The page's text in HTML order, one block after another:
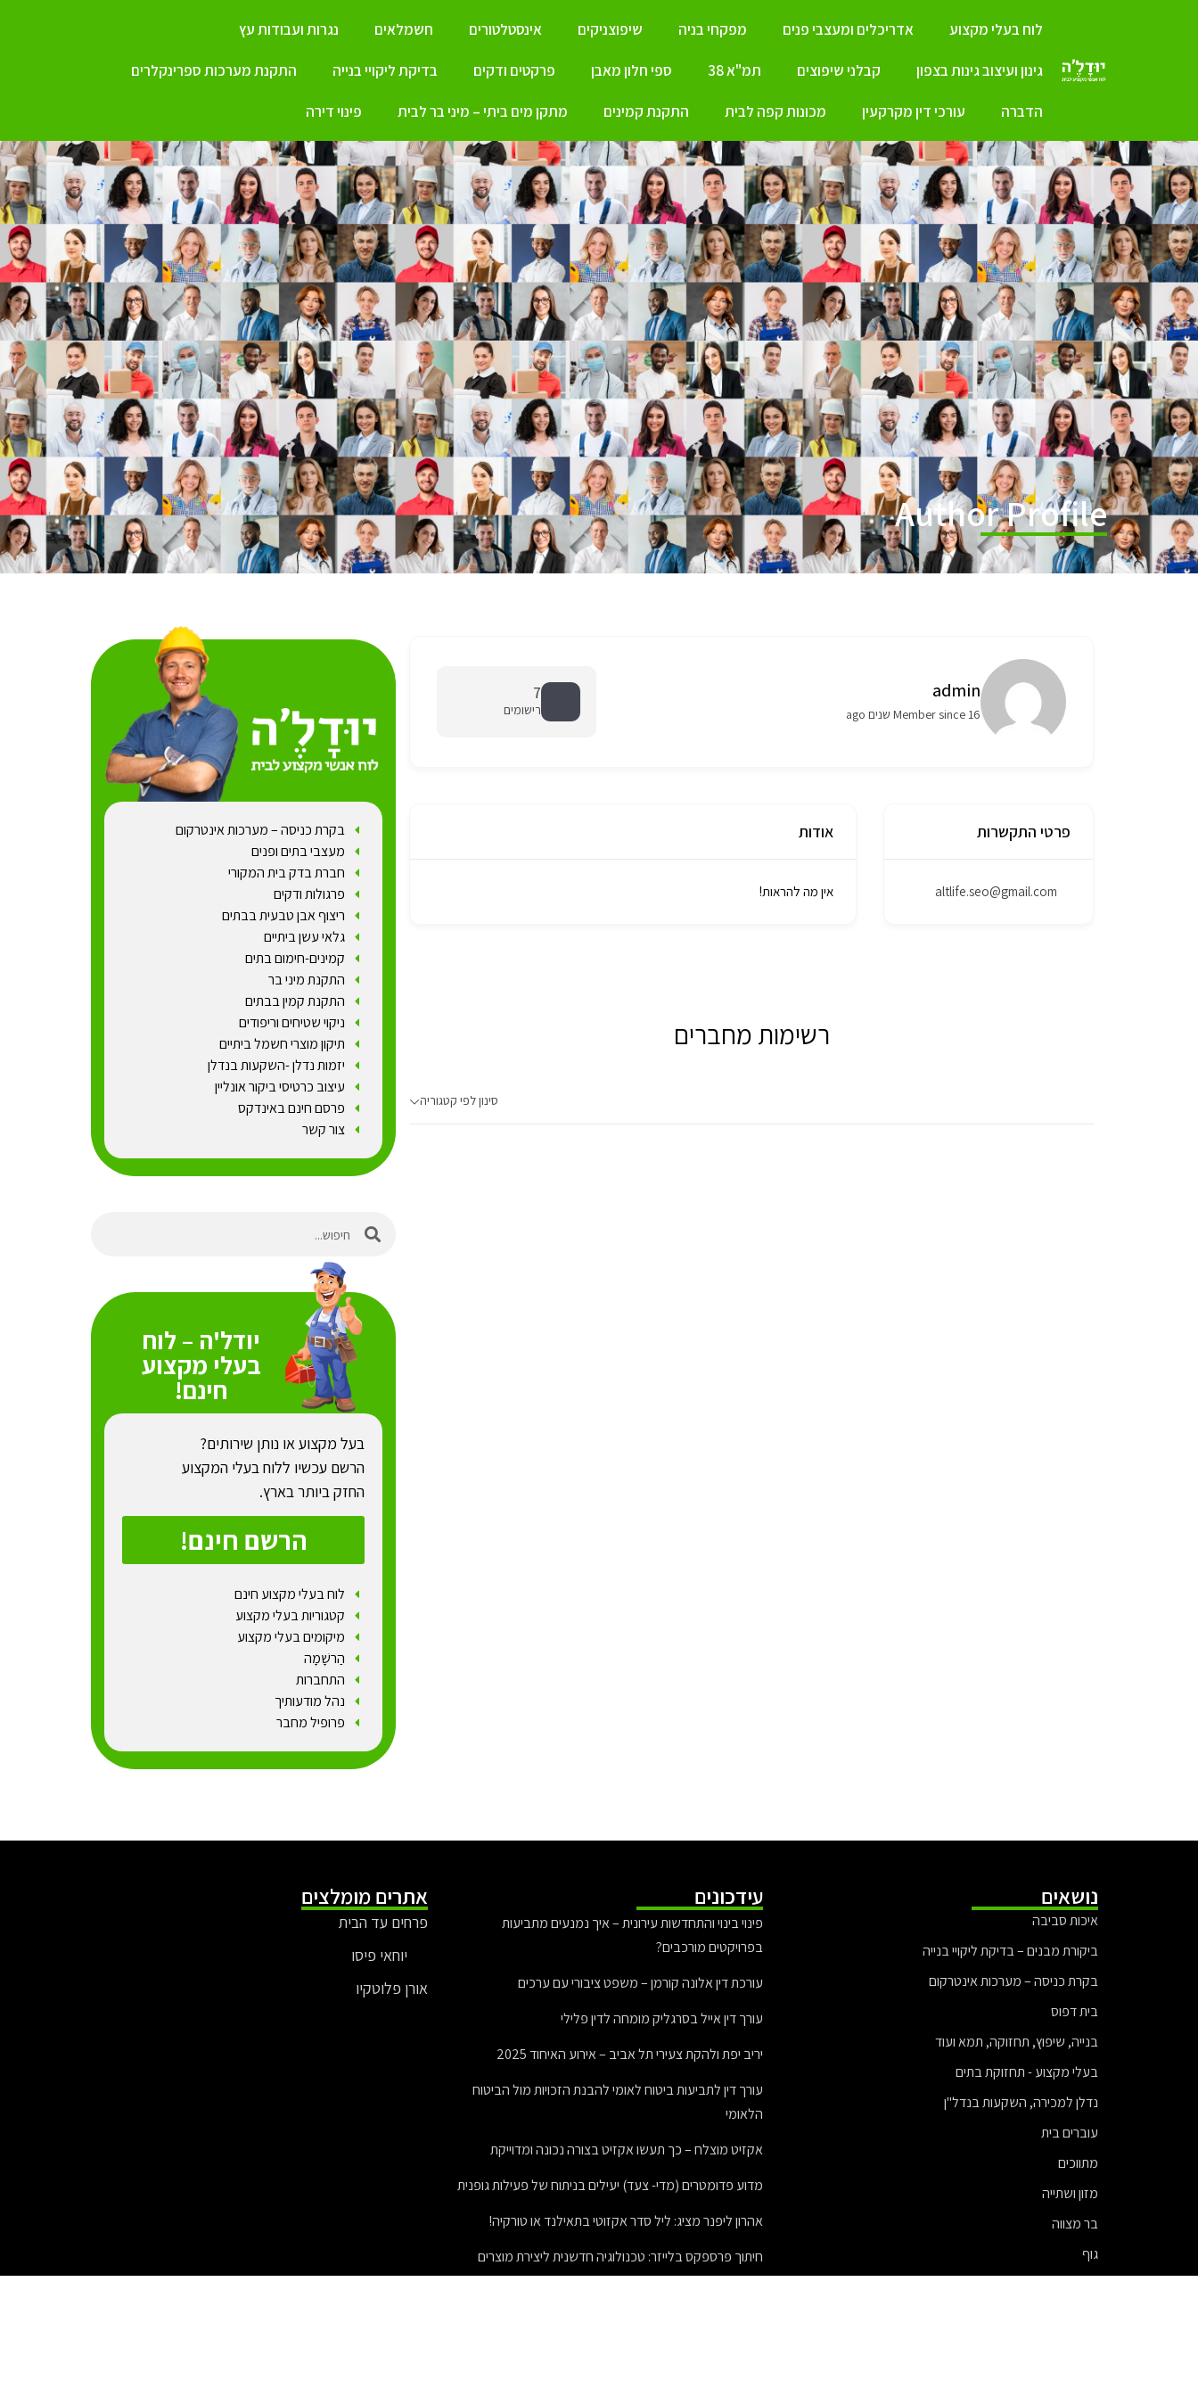
לוח בעלי מקצוע אדריכלים ומעצבי פנים מפקחי בניה שיפוצניקים אינסטלטורים חשמלאים נגרות ועבודות עץ
גינון ועיצוב גינות בצפון קבלני שיפוצים תמ"א 38 ספי חלון מאבן פרקטים ודקים בדיקת ליקויי בנייה התקנת מערכות ספרינקלרים
הדברה עורכי דין מקרקעין מכונות קפה לבית התקנת קמינים מתקן מים ביתי – מיני בר לבית פינוי דירה
Author Profile
admin
Member since 16 שנים ago
7
רישומים
פרטי התקשרות
altlife.seo@gmail.com
אודות
אין מה להראות!
רשימות מחברים
סינון לפי קטגוריה
בקרת כניסה – מערכות אינטרקום
מעצבי בתים ופנים
חברת בדק בית המקורי
פרגולות ודקים
ריצוף אבן טבעית בבתים
גלאי עשן ביתיים
קמינים-חימום בתים
התקנת מיני בר
התקנת קמין בבתים
ניקוי שטיחים וריפודים
תיקון מוצרי חשמל ביתיים
יזמות נדלן -השקעות בנדלן
עיצוב כרטיסי ביקור אונליין
פרסם חינם באינדקס
צור קשר
יודל'ה – לוח
בעלי מקצוע
חינם!
בעל מקצוע או נותן שירותים?
הרשם עכשיו ללוח בעלי המקצוע
החזק ביותר בארץ.
הרשם חינם!
לוח בעלי מקצוע חינם
קטגוריות בעלי מקצוע
מיקומים בעלי מקצוע
הַרשָׁמָה
התחברות
נהל מודעותיך
פרופיל מחבר
נושאים
איכות סביבה
ביקורת מבנים – בדיקת ליקויי בנייה
בקרת כניסה – מערכות אינטרקום
בית דפוס
בנייה, שיפוץ, תחזוקה, תמא ועוד
בעלי מקצוע - תחזוקת בתים
נדלן למכירה, השקעות בנדל"ן
עוברים בית
מתווכים
מזון ושתייה
בר מצווה
גוף
עידכונים
פינוי בינוי והתחדשות עירונית – איך נמנעים מתביעות
בפרויקטים מורכבים?
עורכת דין אלונה קורמן – משפט ציבורי עם ערכים
עורך דין אייל בסרגליק מומחה לדין פלילי
יריב יפת ולהקת צעירי תל אביב – אירוע האיחוד 2025
עורך דין לתביעות ביטוח לאומי להבנת הזכויות מול הביטוח
הלאומי
אקזיט מוצלח – כך תעשו אקזיט בצורה נכונה ומדוייקת
מדוע פדומטרים (מדי- צעד) יעילים בניתוח של פעילות גופנית
אהרון ליפנר מציג: ליל סדר אקזוטי בתאילנד או טורקיה!
חיתוך פרספקס בלייזר: טכנולוגיה חדשנית ליצירת מוצרים
מרהיבים
אתרים מומלצים
פרחים עד הבית
יוחאי פיסו
אורן פלוטקיו